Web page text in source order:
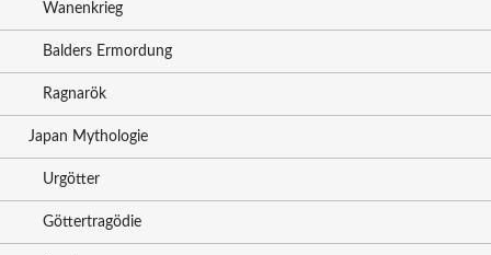
Wanenkrieg
Balders Ermordung
Ragnarök
Japan Mythologie
Urgötter
Göttertragödie